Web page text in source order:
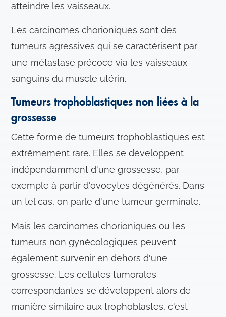
atteindre les vaisseaux.
Les carcinomes chorioniques sont des
tumeurs agressives qui se caractérisent par
une métastase précoce via les vaisseaux
sanguins du muscle utérin.
Tumeurs trophoblastiques non liées à la
grossesse
Cette forme de tumeurs trophoblastiques est
extrêmement rare. Elles se développent
indépendamment d'une grossesse, par
exemple à partir d'ovocytes dégénérés. Dans
un tel cas, on parle d'une tumeur germinale.
Mais les carcinomes chorioniques ou les
tumeurs non gynécologiques peuvent
également survenir en dehors d'une
grossesse. Les cellules tumorales
correspondantes se développent alors de
manière similaire aux trophoblastes, c'est